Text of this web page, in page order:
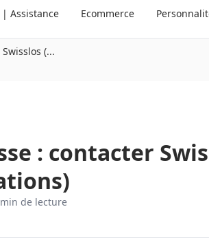
Assistance Ecommerce
(...
: contacter
de lecture